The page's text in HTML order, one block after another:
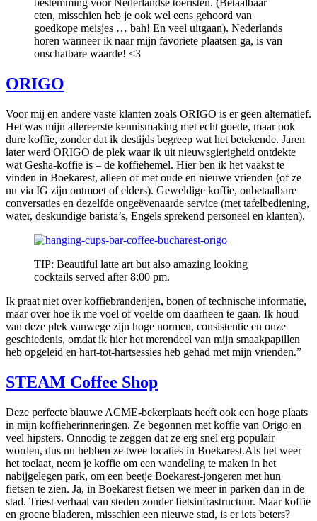
bestemming voor Nederlandse toeristen. (Betaalbaar
eten, misschien heb je ook wel eens gehoord van
goedkope meisjes … bah! En veel uitgaan). Nederlands
horen wanneer ik naar mijn favoriete plaatsen ga, is van
onschatbare waarde! <3
ORIGO
Voor mij en andere vaste klanten zoals ORIGO is er geen alternatief.
Het was mijn allereerste kennismaking met echt goede, maar ook
dure koffie, zonder dat ik destijds begreep wat het betekende. Jaren
later werd ORIGO de plek waar ik uit nieuwsgierigheid ontdekte
wat Gesha-koffie is – de koffiehemel. Hier ben ik het vaakst te
vinden in Boekarest, alleen of met oude en nieuwe vrienden (of ze
nu via IG zijn ontmoet of elders). Geweldige koffie, onbetaalbare
conversaties en dezelfde ongeëvenaarde service (met tafelbediening,
water, deskundige barista’s, Engels sprekend personeel en klanten).
TIP: Beautiful latte art but also amazing looking
cocktails served after 8:00 pm.
Ik praat niet over koffiebranderijen, bonen of technische informatie,
maar over hoe ik me voel of voelde om daarheen te gaan. Ik houd
van deze plek vanwege zijn hoge normen, consistentie en onze
geschiedenis, omdat ik hier het merendeel van mijn smaakpapillen
heb opgeleid en hart-tot-hartsessies heb gehad met mijn vrienden.”
STEAM Coffee Shop
Deze perfecte blauwe ACME-bekerplaats heeft ook een hoge plaats
in mijn koffieherinneringen. Ze begonnen met koffie van Origo en
veel hipsters. Onnodig te zeggen dat ze erg snel erg populair
worden, dus nu hebben ze twee locaties in Boekarest.Als het weer
het toelaat, neem je koffie om een ​​wandeling te maken in het
nabijgelegen park, om een ​​beetje Boekarest-jongeren met hun
fietsen te zien. Ja, in Boekarest fietsen we meer in parken dan in de
stad. Triest verhaal van steden zonder fietsinfrastructuur. Maar koffie
en groene bladeren, misschien een nieuwe stad, is er iets beters?